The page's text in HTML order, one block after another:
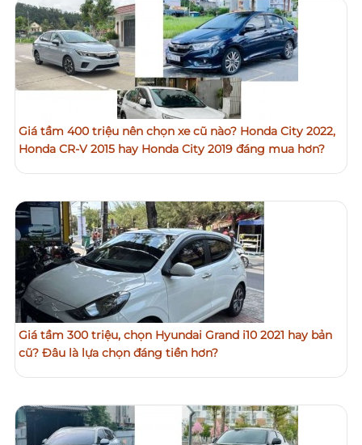
Giá tầm 400 triệu nên chọn xe cũ nào? Honda City 2022,
Honda CR-V 2015 hay Honda City 2019 đáng mua hơn?
Giá tầm 300 triệu, chọn Hyundai Grand i10 2021 hay bản
cũ? Đâu là lựa chọn đáng tiền hơn?